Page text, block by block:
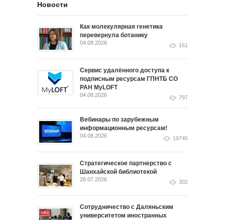
Новости
Как молекулярная генетика
перевернула ботанику
04.08.2026 161
Сервис удалённого доступа к
подписным ресурсам ГПНТБ СО
РАН MyLOFT
04.08.2026 797
Вебинары по зарубежным
информационным ресурсам!
04.08.2026 19745
Стратегическое партнерство с
Шанхайской библиотекой
28.07.2026 302
Сотрудничество с Даляньским
университетом иностранных